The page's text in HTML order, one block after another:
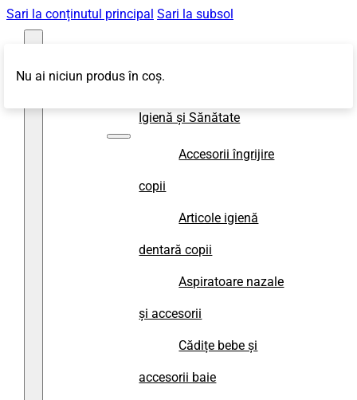
Sari la conținutul principal Sari la subsol
Igienă și Sănătate
Accesorii îngrijire
copii
Articole igienă
dentară copii
Aspiratoare nazale
și accesorii
Cădițe bebe și
accesorii baie
Nu ai niciun produs în coș.